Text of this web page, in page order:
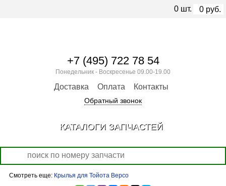
Смотреть еще: Крылья для Тойота Версо
+7 (495) 722 78 54
Понедельник - Воскресенье 09.00-19.00
Доставка Оплата Контакты
Обратный звонок
0 шт. 0 руб.
КАТАЛОГИ ЗАПЧАСТЕЙ